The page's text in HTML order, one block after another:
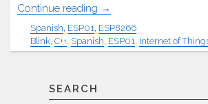
Continue reading "ESP01"
→
Spanish, ESP01, ESP8266
Blink, C++, Spanish, ESP01, Internet of
SEARCH